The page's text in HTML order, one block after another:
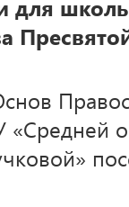
для